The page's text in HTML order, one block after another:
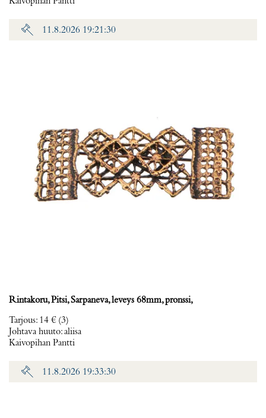
11.8.2026 19:21:30
Rintakoru, Pitsi, Sarpaneva, leveys 68mm, pronssi,
Tarjous: 14 € (3)
Johtava huuto:aliisa
Kaivopihan Pantti
11.8.2026 19:33:30